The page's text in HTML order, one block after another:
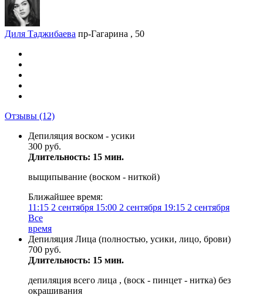
Диля Таджибаева пр-Гагарина , 50
Отзывы (12)
Депиляция воском - усики
300 руб.
Длительность: 15 мин.
выщипывание (воском - ниткой)
Ближайшее время:
11:15 2 сентября 15:00 2 сентября 19:15 2 сентября
Все
время
Депиляция Лица (полностью, усики, лицо, брови)
700 руб.
Длительность: 15 мин.
депиляция всего лица , (воск - пинцет - нитка) без
окрашивания